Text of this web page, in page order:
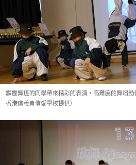
霹靂舞班的同學帶來精彩的表演，高難度的舞蹈
香港信義會信愛學校提供）